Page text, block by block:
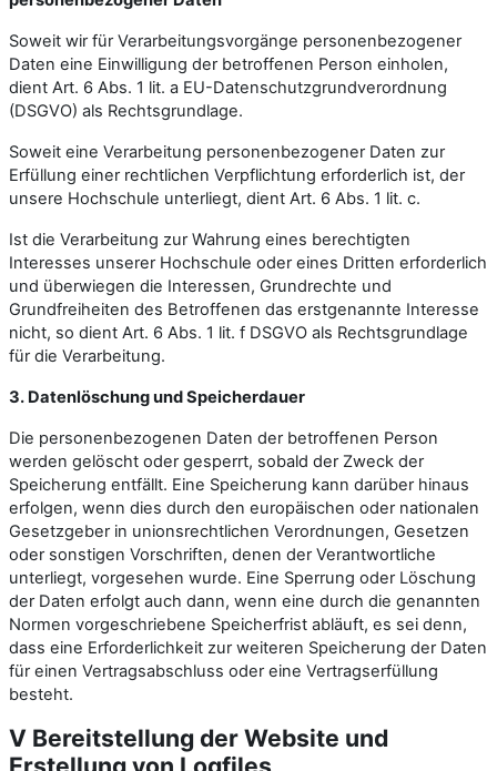
Soweit wir für Verarbeitungsvorgänge personenbezogener
Daten eine Einwilligung der betroffenen Person einholen,
dient Art. 6 Abs. 1 lit. a EU-Datenschutzgrundverordnung
(DSGVO) als Rechtsgrundlage.
Soweit eine Verarbeitung personenbezogener Daten zur
Erfüllung einer rechtlichen Verpflichtung erforderlich ist, der
unsere Hochschule unterliegt, dient Art. 6 Abs. 1 lit. c.
Ist die Verarbeitung zur Wahrung eines berechtigten
Interesses unserer Hochschule oder eines Dritten erforderlich
und überwiegen die Interessen, Grundrechte und
Grundfreiheiten des Betroffenen das erstgenannte Interesse
nicht, so dient Art. 6 Abs. 1 lit. f DSGVO als Rechtsgrundlage
für die Verarbeitung.
3. Datenlöschung und Speicherdauer
Die personenbezogenen Daten der betroffenen Person
werden gelöscht oder gesperrt, sobald der Zweck der
Speicherung entfällt. Eine Speicherung kann darüber hinaus
erfolgen, wenn dies durch den europäischen oder nationalen
Gesetzgeber in unionsrechtlichen Verordnungen, Gesetzen
oder sonstigen Vorschriften, denen der Verantwortliche
unterliegt, vorgesehen wurde. Eine Sperrung oder Löschung
der Daten erfolgt auch dann, wenn eine durch die genannten
Normen vorgeschriebene Speicherfrist abläuft, es sei denn,
dass eine Erforderlichkeit zur weiteren Speicherung der Daten
für einen Vertragsabschluss oder eine Vertragserfüllung
besteht.
V Bereitstellung der Website und